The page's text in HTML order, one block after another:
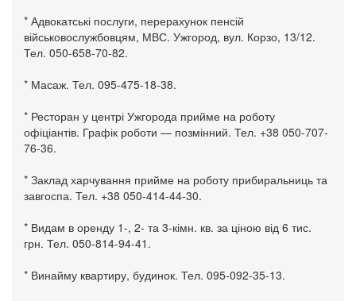
* Адвокатські послуги, перерахунок пенсій
військовослужбовцям, МВС. Ужгород, вул. Корзо, 13/12.
Тел. 050-658-70-82.
* Масаж. Тел. 095-475-18-38.
* Ресторан у центрі Ужгорода прийме на роботу
офіціантів. Графік роботи — позмінний. Тел. +38 050-707-
76-36.
* Заклад харчування прийме на роботу прибиральниць та
завгоспа. Тел. +38 050-414-44-30.
* Видам в оренду 1-, 2- та 3-кімн. кв. за ціною від 6 тис.
грн. Тел. 050-814-94-41.
* Винайму квартиру, будинок. Тел. 095-092-35-13.